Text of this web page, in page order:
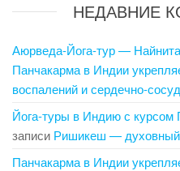
НЕДАВНИЕ
Аюрведа-Йога-тур —
Панчакарма в Индии
воспалений и сердечно-
Йога-туры в Индию с
записи Ришикеш — духовный
Панчакарма в Индии